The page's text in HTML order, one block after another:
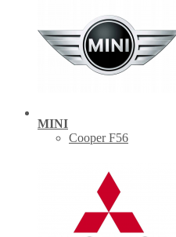
MINI
Cooper F56